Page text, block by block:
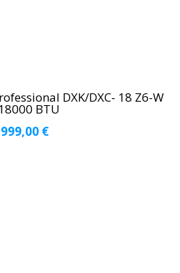
DXK/DXC- 18 Z6-W
BTU
999,00 €